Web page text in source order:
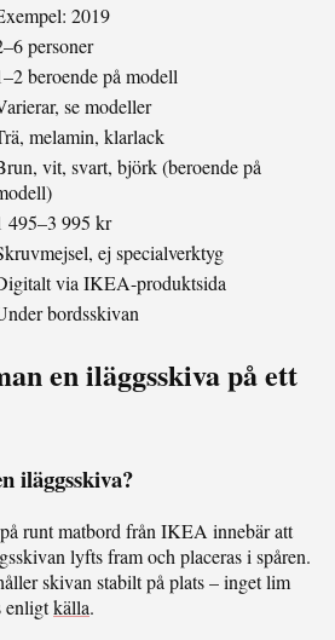
2019
personer
beroende på modell
se modeller
melamin, klarlack
vit, svart, björk (beroende på
495–3 995 kr
ej specialverktyg
via IKEA-produktsida
bordsskivan
en iläggsskiva på ett
iläggsskiva?
runt matbord från IKEA innebär att
lyfts fram och placeras i spåren.
skivan stabilt på plats – inget lim
enligtkälla.